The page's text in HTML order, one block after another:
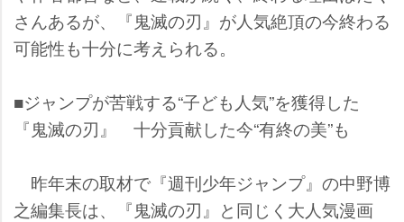
さんあるが、『鬼滅の刃』が人気絶頂の今終わる
可能性も十分に考えられる。
■ジャンプが苦戦する“子ども人気”を獲得した
『鬼滅の刃』 十分貢献した今“有終の美”も
昨年末の取材で『週刊少年ジャンプ』の中野博
之編集長は、『鬼滅の刃』と同じく大人気漫画